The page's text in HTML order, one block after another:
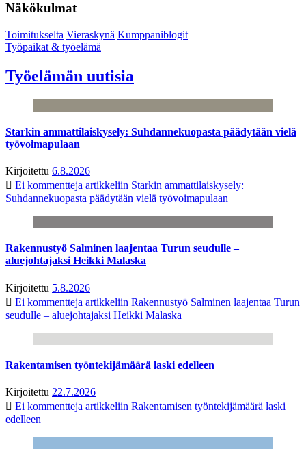
Näkökulmat
Toimitukselta Vieraskynä Kumppaniblogit
Työpaikat & työelämä
Työelämän uutisia
Starkin ammattilaiskysely: Suhdannekuopasta päädytään vielä
työvoimapulaan
Kirjoitettu 6.8.2026
Ei kommentteja artikkeliin Starkin ammattilaiskysely:
Suhdannekuopasta päädytään vielä työvoimapulaan
Rakennustyö Salminen laajentaa Turun seudulle –
aluejohtajaksi Heikki Malaska
Kirjoitettu 5.8.2026
Ei kommentteja artikkeliin Rakennustyö Salminen laajentaa Turun
seudulle – aluejohtajaksi Heikki Malaska
Rakentamisen työntekijämäärä laski edelleen
Kirjoitettu 22.7.2026
Ei kommentteja artikkeliin Rakentamisen työntekijämäärä laski
edelleen